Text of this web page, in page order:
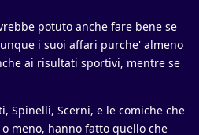
potuto anche fare bene se
i suoi affari purche' almeno
ai risultati sportivi, mentre se
Spinelli, Scerni, e le comiche che
meno, hanno fatto quello che